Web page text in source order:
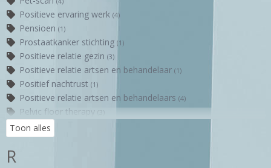
Positieve ervaring werk(4)
Pensioen(1)
Prostaatkanker stichting(1)
Positieve relatie gezin(3)
Positieve relatie artsen en behandelaar(1)
Positief nachtrust(1)
Positieve relatie artsen en behandelaars(4)
Pelvic floor therapy (3)
Psycholoog
Praten over ziekte met vrienden
Toon alles
R